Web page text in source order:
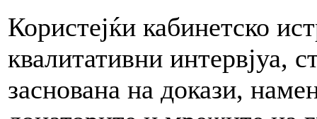
Користејќи кабинетско
квалитативни интервјуа,
заснована на докази,